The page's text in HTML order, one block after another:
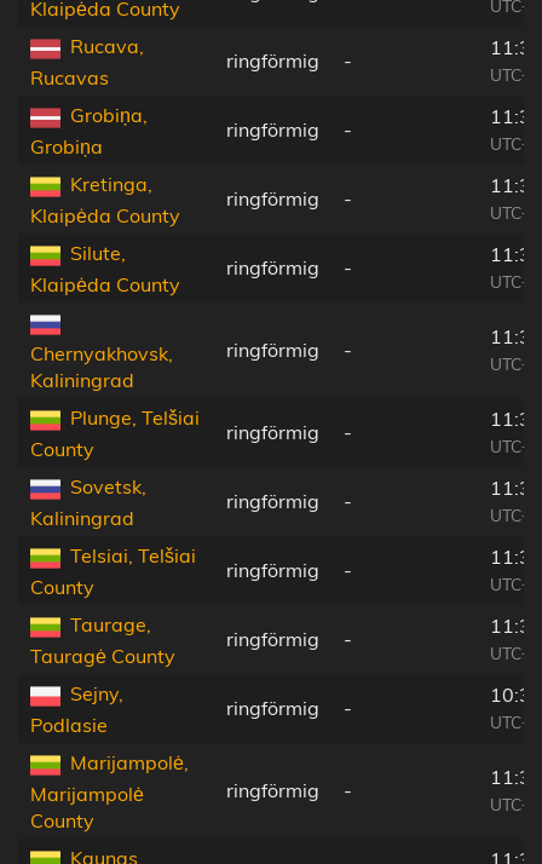
Klaipėda County
Rucava,
Rucavas
ringförmig -
Grobiņa,
Grobiņa
ringförmig -
Kretinga,
Klaipėda County
ringförmig -
Silute,
Klaipėda County
ringförmig -
Chernyakhovsk,
Kaliningrad
ringförmig -
Plunge, Telšiai
County
ringförmig -
Sovetsk,
Kaliningrad
ringförmig -
Telsiai, Telšiai
County
ringförmig -
Taurage,
Tauragė County
ringförmig -
Sejny,
Podlasie
ringförmig -
Marijampolė,
Marijampolė
County
ringförmig -
Kaunas,